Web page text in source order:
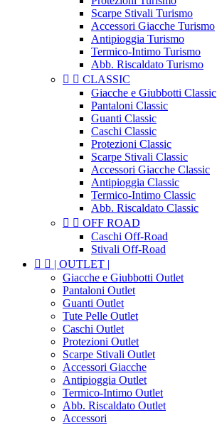
Scarpe Stivali Turismo
Accessori Giacche Turismo
Antipioggia Turismo
Termico-Intimo Turismo
Abb. Riscaldato Turismo
  CLASSIC
Giacche e Giubbotti Classic
Pantaloni Classic
Guanti Classic
Caschi Classic
Protezioni Classic
Scarpe Stivali Classic
Accessori Giacche Classic
Antipioggia Classic
Termico-Intimo Classic
Abb. Riscaldato Classic
  OFF ROAD
Caschi Off-Road
Stivali Off-Road
  | OUTLET |
Giacche e Giubbotti Outlet
Pantaloni Outlet
Guanti Outlet
Tute Pelle Outlet
Caschi Outlet
Protezioni Outlet
Scarpe Stivali Outlet
Accessori Giacche
Antipioggia Outlet
Termico-Intimo Outlet
Abb. Riscaldato Outlet
Accessori